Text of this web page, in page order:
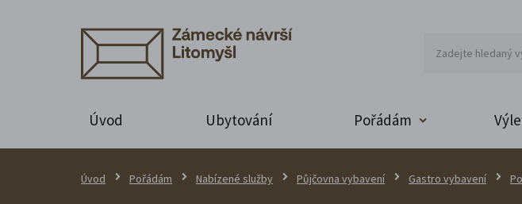
Úvod Ubytování Pořádám
Úvod Pořádám Nabízené služby Půjčovna vybavení Gastro vybavení